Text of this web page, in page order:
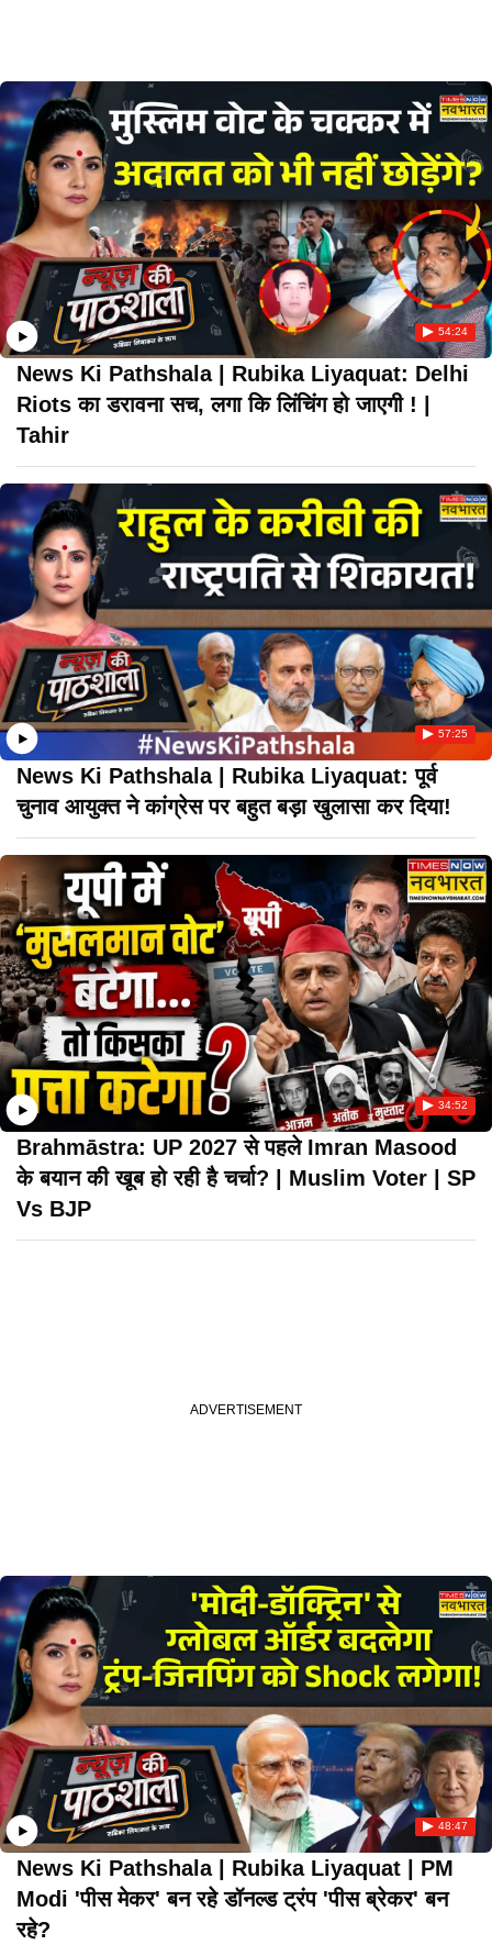
54:24
News Ki Pathshala | Rubika Liyaquat: Delhi
Riots का डरावना सच, लगा कि लिंचिंग हो जाएगी ! |
Tahir
57:25
News Ki Pathshala | Rubika Liyaquat: पूर्व
चुनाव आयुक्त ने कांग्रेस पर बहुत बड़ा खुलासा कर दिया!
34:52
Brahmāstra: UP 2027 से पहले Imran Masood
के बयान की खूब हो रही है चर्चा? | Muslim Voter | SP
Vs BJP
48:47
News Ki Pathshala | Rubika Liyaquat | PM
Modi 'पीस मेकर' बन रहे डॉनल्ड ट्रंप 'पीस ब्रेकर' बन
रहे?